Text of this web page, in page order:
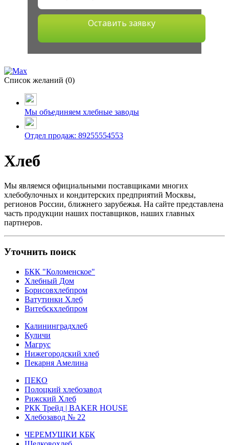
Оставить заявку
Список желаний (0)
Мы объединяем хлебные заводы
Отдел продаж: 89255554553
Хлеб
Мы являемся официальными поставщиками многих
хлебобулочных и кондитерских предприятий Москвы,
регионов России, ближнего зарубежья. На сайте представлена
часть продукции наших поставщиков, наших главных
партнеров.
Уточнить поиск
БКК "Коломенское"
Хлебный Дом
Борисовхлебпром
Ватутинки Хлеб
Витебскхлебпром
Калининградхлеб
Куличи
Магрус
Нижегородский хлеб
Пекарня Амелина
ПЕКО
Полоцкий хлебозавод
Рижский Хлеб
РКК Трейд | BAKER HOUSE
Хлебозавод № 22
ЧЕРЕМУШКИ КБК